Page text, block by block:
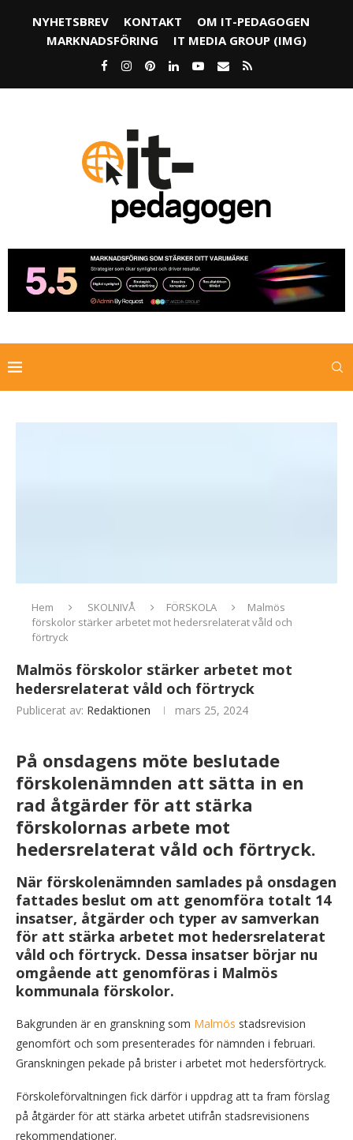
NYHETSBREV KONTAKT
OM IT-PEDAGOGEN
MARKNADSFÖRING
IT MEDIA GROUP (IMG)
Hem SKOLNIVÅ FÖRSKOLA
Malmös
förskolor stärker arbetet mot hedersrelaterat våld och
förtryck
Malmös förskolor stärker arbetet mot
hedersrelaterat våld och förtryck
Publicerat av: Redaktionen mars 25, 2024
På onsdagens möte beslutade
förskolenämnden att sätta in en
rad åtgärder för att stärka
förskolornas arbete mot
hedersrelaterat våld och förtryck.
När förskolenämnden samlades på onsdagen
fattades beslut om att genomföra totalt 14
insatser, åtgärder och typer av samverkan
för att stärka arbetet mot hedersrelaterat
våld och förtryck. Dessa insatser börjar nu
omgående att genomföras i Malmös
kommunala förskolor.
Bakgrunden är en granskning som Malmös stadsrevision
genomfört och som presenterades för nämnden i februari.
Granskningen pekade på brister i arbetet mot hedersförtryck.
Förskoleförvaltningen fick därför i uppdrag att ta fram förslag
på åtgärder för att stärka arbetet utifrån stadsrevisionens
rekommendationer.